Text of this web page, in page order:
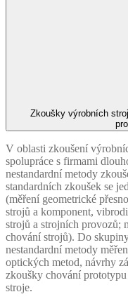
Zkoušky výrobních
V oblasti zkoušení
spolupráce s firmami
nestandardní metody
standardních zkoušek se
(měření geometrické
strojů a komponent,
strojů a strojních provozů;
chování strojů). Do
nestandardní metody
optických metod, návrhy
zkoušky chování
stroje.